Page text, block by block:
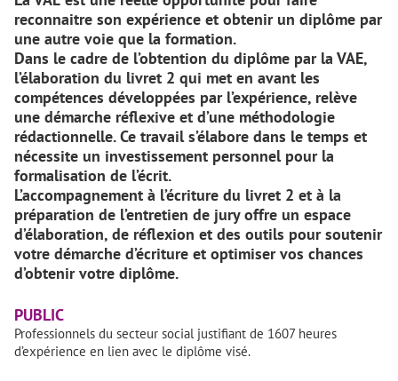
reconnaitre son expérience et obtenir un diplôme par
une autre voie que la formation.
Dans le cadre de l’obtention du diplôme par la VAE,
l’élaboration du livret 2 qui met en avant les
compétences développées par l’expérience, relève
une démarche réflexive et d’une méthodologie
rédactionnelle. Ce travail s’élabore dans le temps et
nécessite un investissement personnel pour la
formalisation de l’écrit.
L’accompagnement à l’écriture du livret 2 et à la
préparation de l’entretien de jury offre un espace
d’élaboration, de réflexion et des outils pour soutenir
votre démarche d’écriture et optimiser vos chances
d’obtenir votre diplôme.
PUBLIC
Professionnels du secteur social justifiant de 1607 heures
d’expérience en lien avec le diplôme visé.